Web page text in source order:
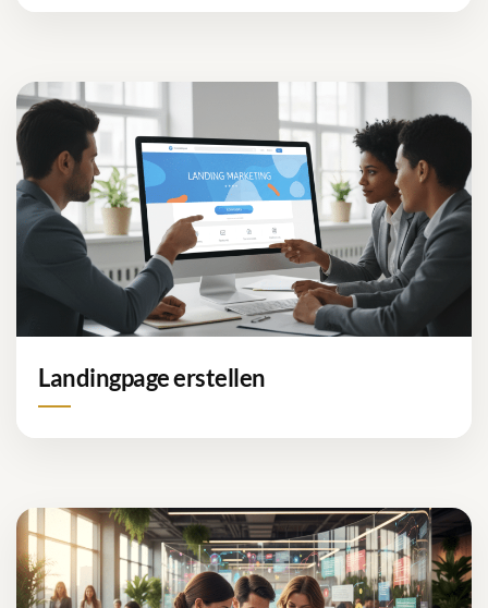
Landingpage erstellen